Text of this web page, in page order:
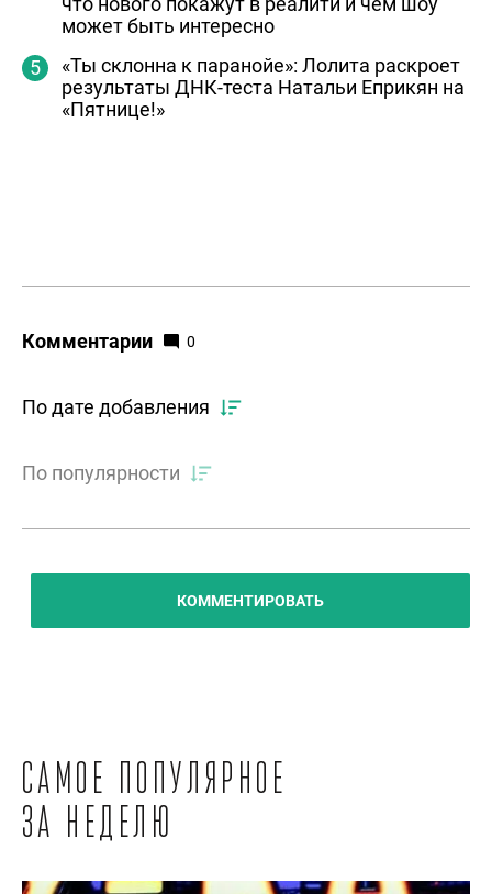
может быть интересно
«Ты склонна к паранойе»: Лолита раскроет
результаты ДНК-теста Натальи Еприкян на
«Пятнице!»
Комментарии 0
По дате добавления
По популярности
КОММЕНТИРОВАТЬ
Самое популярное
за неделю